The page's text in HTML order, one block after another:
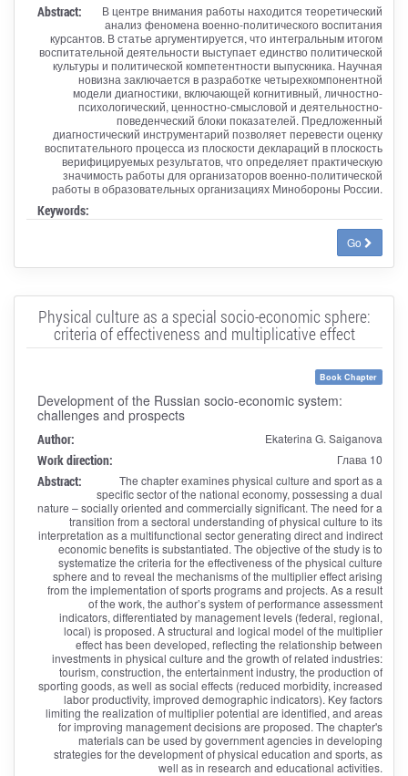
Abstract:
В центре внимания работы находится теоретический
анализ феномена военно-политического воспитания
курсантов. В статье аргументируется, что интегральным итогом
воспитательной деятельности выступает единство политической
культуры и политической компетентности выпускника. Научная
новизна заключается в разработке четырехкомпонентной
модели диагностики, включающей когнитивный, личностно-
психологический, ценностно-смысловой и деятельностно-
поведенческий блоки показателей. Предложенный
диагностический инструментарий позволяет перевести оценку
воспитательного процесса из плоскости деклараций в плоскость
верифицируемых результатов, что определяет практическую
значимость работы для организаторов военно-политической
работы в образовательных организациях Минобороны России.
Keywords:
Go
Physical culture as a special socio-economic sphere:
criteria of effectiveness and multiplicative effect
Book Chapter
Development of the Russian socio-economic system:
challenges and prospects
Author: Ekaterina G. Saiganova
Work direction: Глава 10
Abstract:
The chapter examines physical culture and sport as a
specific sector of the national economy, possessing a dual
nature – socially oriented and commercially significant. The need for a
transition from a sectoral understanding of physical culture to its
interpretation as a multifunctional sector generating direct and indirect
economic benefits is substantiated. The objective of the study is to
systematize the criteria for the effectiveness of the physical culture
sphere and to reveal the mechanisms of the multiplier effect arising
from the implementation of sports programs and projects. As a result
of the work, the author’s system of performance assessment
indicators, differentiated by management levels (federal, regional,
local) is proposed. A structural and logical model of the multiplier
effect has been developed, reflecting the relationship between
investments in physical culture and the growth of related industries:
tourism, construction, the entertainment industry, the production of
sporting goods, as well as social effects (reduced morbidity, increased
labor productivity, improved demographic indicators). Key factors
limiting the realization of multiplier potential are identified, and areas
for improving management decisions are proposed. The chapter's
materials can be used by government agencies in developing
strategies for the development of physical education and sports, as
well as in research and educational activities.